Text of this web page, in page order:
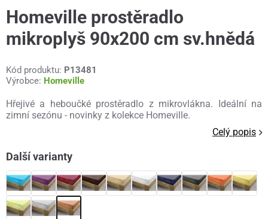
Homeville prostěradlo
mikroplyš 90x200 cm sv.hnědá
Kód produktu: P13481
Výrobce: Homeville
Hřejivé a heboučké prostěradlo z mikrovlákna. Ideální na
zimní sezónu - novinky z kolekce Homeville.
Celý popis
Další varianty